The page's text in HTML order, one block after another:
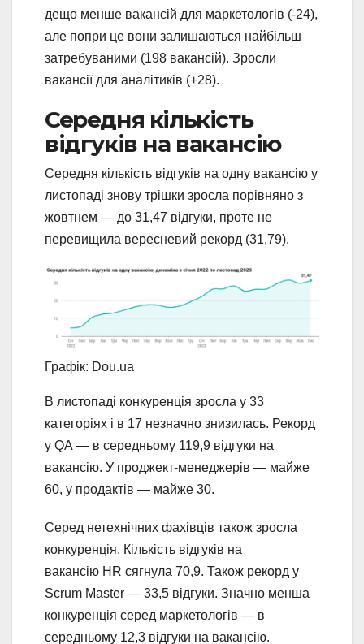
дещо менше вакансій для маркетологів (-24),
але попри це вони залишаються найбільш
затребуваними (198 вакансій). Зросли
вакансії для аналітиків (+28).
Середня кількість
відгуків на вакансію
Середня кількість відгуків на одну вакансію у
листопаді знову трішки зросла порівняно з
жовтнем — до 31,47 відгуки, проте не
перевищила вересневий рекорд (31,79).
Графік: Dou.ua
В листопаді конкуренція зросла у 33
категоріях і в 17 незначно знизилась. Рекорд
у QA — в середньому 119,9 відгуки на
вакансію. У проджект-менеджерів — майже
60, у продактів — майже 30.
Серед нетехнічних фахівців також зросла
конкуренція. Кількість відгуків на
вакансію HR сягнула 70,9. Також рекорд у
Scrum Master — 33,5 відгуки. Значно менша
конкуренція серед маркетологів — в
середньому 12,3 відгуки на вакансію.